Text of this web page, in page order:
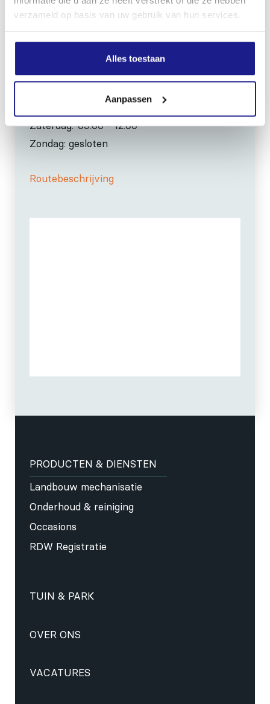
verzameld op basis van uw gebruik van hun services.
Alles toestaan
Aanpassen
Maandag t/m vrijdag:
07:30 - 17:00
Zaterdag: 09:00 - 12:00
Zondag: gesloten
Routebeschrijving
PRODUCTEN & DIENSTEN
Landbouw mechanisatie
Onderhoud & reiniging
Occasions
RDW Registratie
TUIN & PARK
OVER ONS
VACATURES